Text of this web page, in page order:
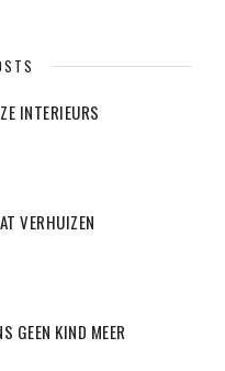
INTERIEURS
VERHUIZEN
GEEN KIND MEER